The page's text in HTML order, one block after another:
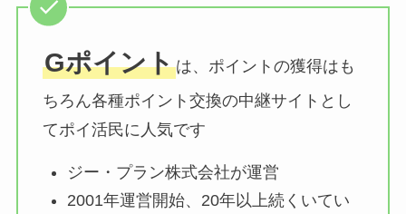
Gポイントは、ポイントの獲得はも
ちろん各種ポイント交換の中継サイトとし
てポイ活民に人気です
ジー・プラン株式会社が運営
2001年運営開始、20年以上続くいてい